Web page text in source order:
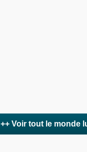
++ Voir tout le monde